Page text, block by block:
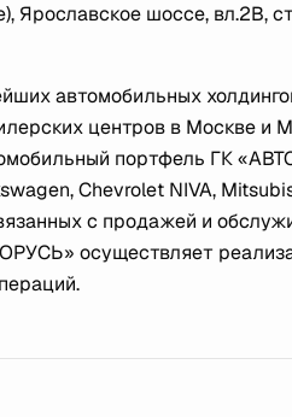
шоссе, вл.2В,
автомобильных
центров в Москве и
портфель ГК
Chevrolet NIVA,
с продажей и
осуществляет